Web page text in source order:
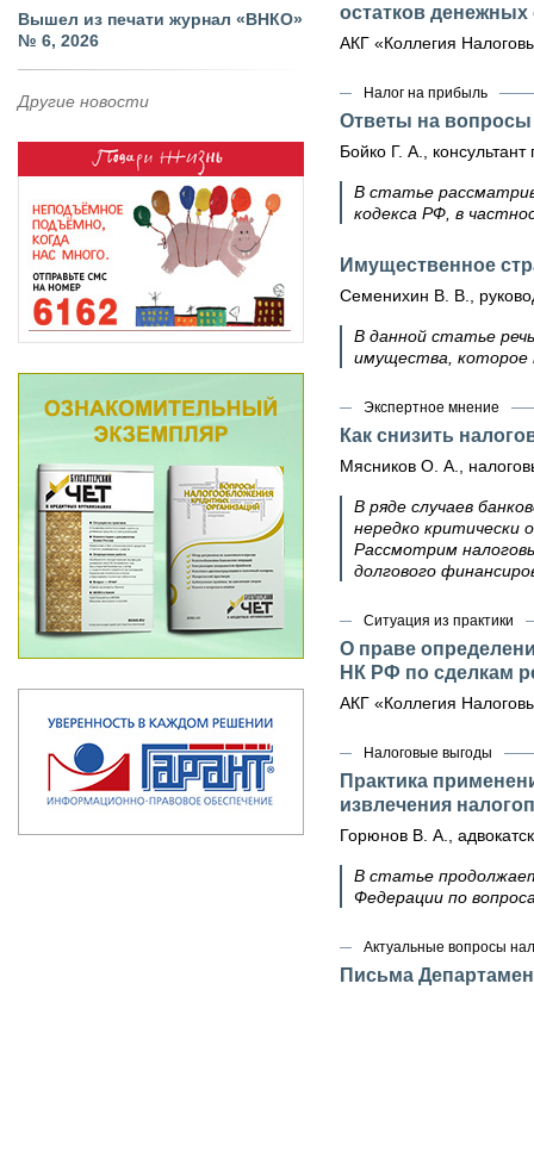
остатков
АКГ «Коллегия
Налог на прибыль
Ответы на вопросы
Бойко Г. А.,
В статье
кодекса РФ, в
Имущественное
Семенихин В. В.,
В данной статье
имущества, которое
Экспертное мнение
Как снизить
Мясников О. А.,
В ряде случаев
нередко критически
Рассмотрим
долгового
Ситуация из практики
О праве
НК РФ по сделкам
АКГ «Коллегия
Налоговые выгоды
Практика
извлечения
Горюнов В. А.,
В статье
Федерации по
Актуальные вопросы
Письма
Вышел из печати журнал «ВНКО»
№ 6, 2026
Другие новости